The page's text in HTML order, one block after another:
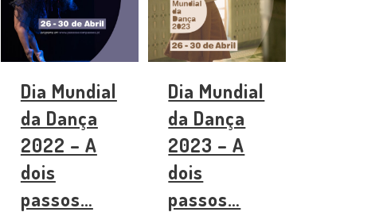
Dia Mundial
da Dança
2022 – A
dois
passos…
Dia Mundial
da Dança
2023 – A
dois
passos…